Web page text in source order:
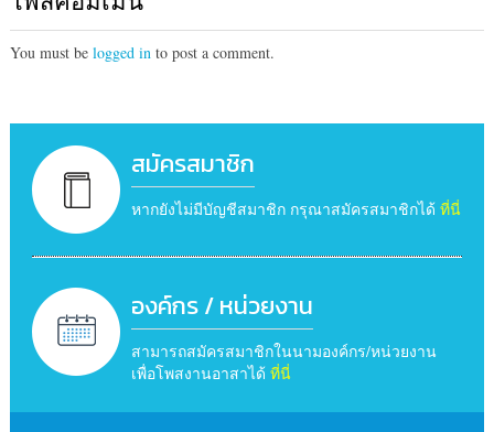
You must be logged in to post a comment.
สมัครสมาชิก
หากยังไม่มีบัญชีสมาชิก กรุณาสมัครสมาชิกได้ ที่นี่
องค์กร / หน่วยงาน
สามารถสมัครสมาชิกในนามองค์กร/หน่วยงาน
เพื่อโพสงานอาสาได้ ที่นี่